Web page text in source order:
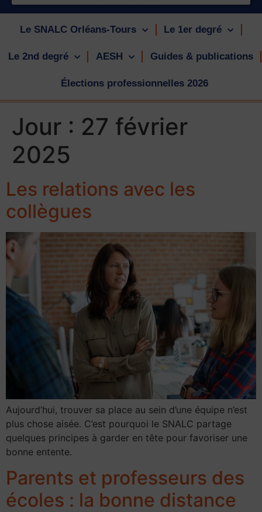
Le SNALC Orléans-Tours Le 1er degré
Le 2nd degré AESH Guides & publications
Élections professionnelles 2026
Jour : 27 février
2025
Les relations avec les
collègues
Aujourd’hui, trouver sa place au sein d’une équipe n’est
plus chose aisée. C’est pourquoi le SNALC partage
quelques principes à garder en tête pour favoriser une
bonne entente.
Parents et professeurs des
écoles : la bonne distance